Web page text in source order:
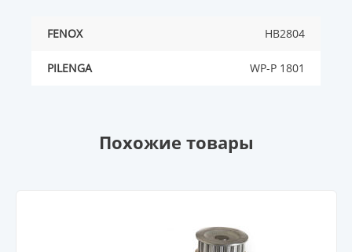
FENOX HB2804
PILENGA WP-P 1801
Похожие товары